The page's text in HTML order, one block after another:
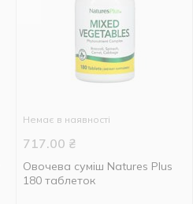
Немає в наявності
717.00 ₴
Овочева суміш Natures Plus
180 таблеток